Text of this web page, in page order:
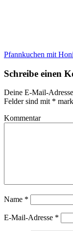
Pfannkuchen mit
Schreibe einen
Deine E-Mail-
Felder sind mit *
Kommentar
Name *
E-Mail-Adresse *